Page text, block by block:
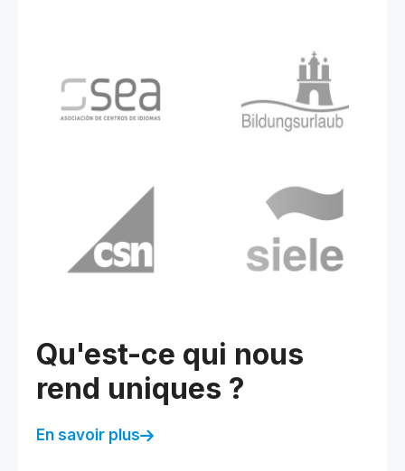
Qu'est-ce qui nous
rend uniques ?
En savoir plus